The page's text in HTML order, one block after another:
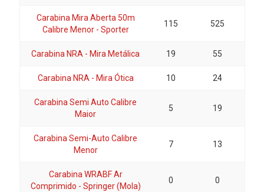
Carabina Mira Aberta 50m
Calibre Menor - Sporter
115 525
Carabina NRA - Mira Metálica 19 55
Carabina NRA - Mira Ótica 10 24
Carabina Semi Auto Calibre
Maior
5 19
Carabina Semi-Auto Calibre
Menor
7 13
Carabina WRABF Ar
Comprimido - Springer (Mola)
0 0